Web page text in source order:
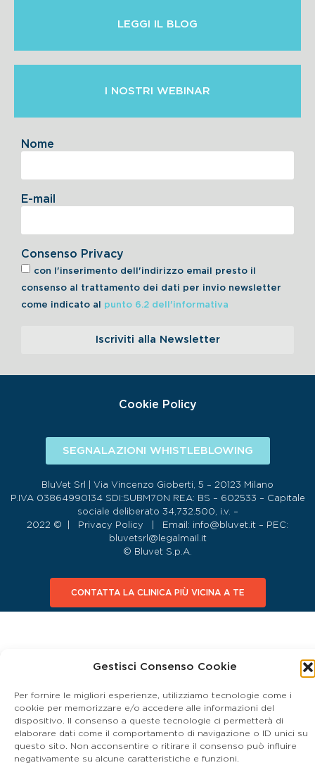
Gestisci Consenso Cookie
Per fornire le migliori esperienze, utilizziamo tecnologie come i
cookie per memorizzare e/o accedere alle informazioni del
dispositivo. Il consenso a queste tecnologie ci permetterà di
elaborare dati come il comportamento di navigazione o ID unici su
questo sito. Non acconsentire o ritirare il consenso può influire
negativamente su alcune caratteristiche e funzioni.
LEGGI IL BLOG
I NOSTRI WEBINAR
Consenso Privacy
con l'inserimento dell'indirizzo email presto il
consenso al trattamento dei dati per invio newsletter
come indicato al punto 6.2 dell'informativa
Nome
E-mail
Iscriviti alla Newsletter
Cookie Policy
SEGNALAZIONI WHISTLEBLOWING
BluVet Srl | Via Vincenzo Gioberti, 5 – 20123 Milano
P.IVA 03864990134 SDI:SUBM70N REA: BS – 602533 – Capitale
sociale deliberato 34,732.500, i.v. –
2022 © |
Privacy Policy | Email: info@bluvet.it – PEC:
bluvetsrl@legalmail.it
© Bluvet S.p.A.
CONTATTA LA CLINICA PIÙ VICINA A TE